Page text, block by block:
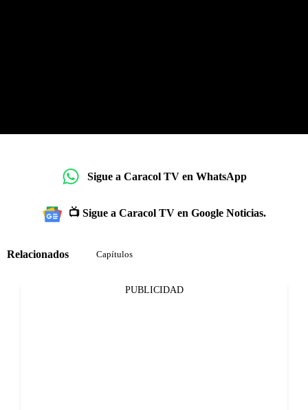
Sigue a Caracol TV en WhatsApp
📺 Sigue a Caracol TV en Google Noticias.
Relacionados Capítulos
PUBLICIDAD